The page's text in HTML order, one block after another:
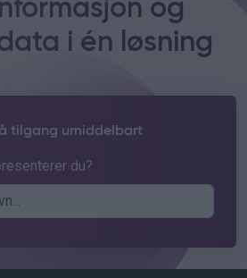
og
i én løsning
tilgang umiddelbart
du?